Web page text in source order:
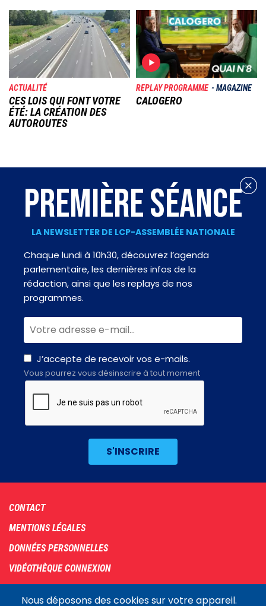
Image
ACTUALITÉ
CES LOIS QUI FONT VOTRE
ÉTÉ: LA CRÉATION DES
AUTOROUTES
Image
REPLAY PROGRAMME MAGAZINE
CALOGERO
Nous déposons des cookies sur votre appareil.
PREMIÈRE SÉANCE
LA NEWSLETTER DE LCP-ASSEMBLÉE NATIONALE
Chaque lundi à 10h30, découvrez l’agenda
parlementaire, les dernières infos de la
rédaction, ainsi que les replays de nos
programmes.
J’accepte de recevoir vos e-mails.
Vous pourrez vous désinscrire à tout moment
Footer
menu
CONTACT
MENTIONS LÉGALES
DONNÉES PERSONNELLES
VIDÉOTHÈQUE CONNEXION